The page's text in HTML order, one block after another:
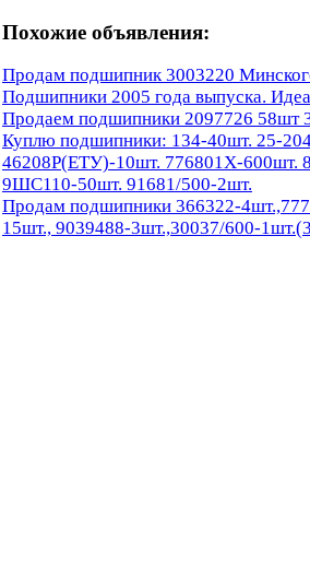
Похожие объявления:
Продам подшипник 3003220
Подшипники 2005 года выпуска.
Продаем подшипники 2097726 58шт
Куплю подшипники: 134-40шт. 25-
46208Р(ЕТУ)-10шт. 776801Х-600шт.
9ШС110-50шт. 91681/500-2шт.
Продам подшипники 366322-
15шт., 9039488-3шт.,30037/600-